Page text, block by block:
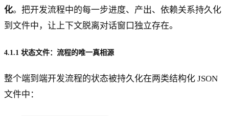
化。把开发流程中的每一步进度、产出、依赖关系持久化
到文件中，让上下文脱离对话窗口独立存在。
4.1.1 状态文件：流程的唯一真相源
整个端到端开发流程的状态被持久化在两类结构化 JSON
文件中：